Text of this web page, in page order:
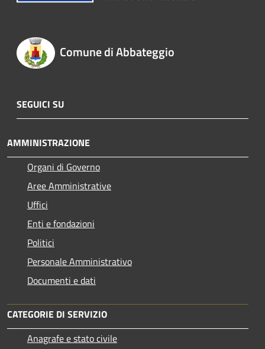
Comune di Abbateggio
SEGUICI SU
AMMINISTRAZIONE
Organi di Governo
Aree Amministrative
Uffici
Enti e fondazioni
Politici
Personale Amministrativo
Documenti e dati
CATEGORIE DI SERVIZIO
Anagrafe e stato civile